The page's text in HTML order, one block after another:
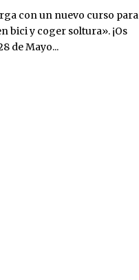
con un nuevo curso para
bici y coger soltura». ¡Os
de Mayo...